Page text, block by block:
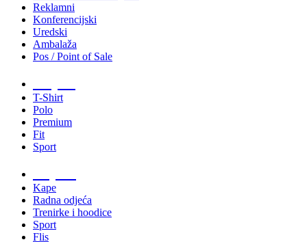
Reklamni
Konferencijski
Uredski
Ambalaža
Pos / Point of Sale
T-Shirt
Polo
Premium
Fit
Sport
Kape
Radna odjeća
Trenirke i hoodice
Sport
Flis